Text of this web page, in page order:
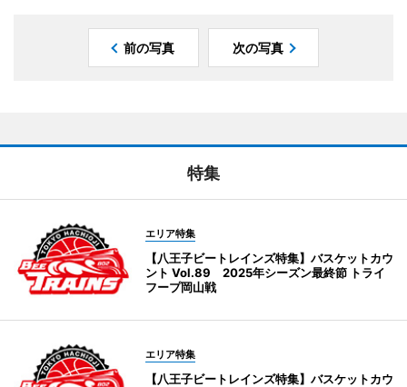
前の写真 次の写真
特集
エリア特集
【八王子ビートレインズ特集】バスケットカウ
ント Vol.89 2025年シーズン最終節 トライ
フープ岡山戦
エリア特集
【八王子ビートレインズ特集】バスケットカウ